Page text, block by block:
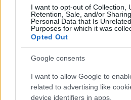
I want to opt-out of Collection,
Retention, Sale, and/or
Personal Data that Is
Purposes for which it was
Opted Out
Google consents
I want to allow Google to
related to advertising like
device identifiers in apps.